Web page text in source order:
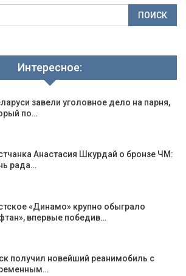
Интересное:
завели уголовное дело на парня,
по…
Анастасия Шкурдай о бронзе ЧМ:
рада…
«Динамо» крупно обыграло
впервые победив…
получил новейший реанимобиль с